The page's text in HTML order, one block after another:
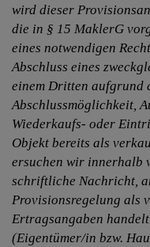
wird dieser
die in § 15 MaklerG
eines notwendigen
Abschluss eines
einem Dritten aufgrund
Abschlussmöglichkeit,
Wiederkaufs- oder
Objekt bereits als
ersuchen wir innerhalb
schriftliche Nachricht,
Provisionsregelung als
Ertragsangaben
(Eigentümer/in bzw.